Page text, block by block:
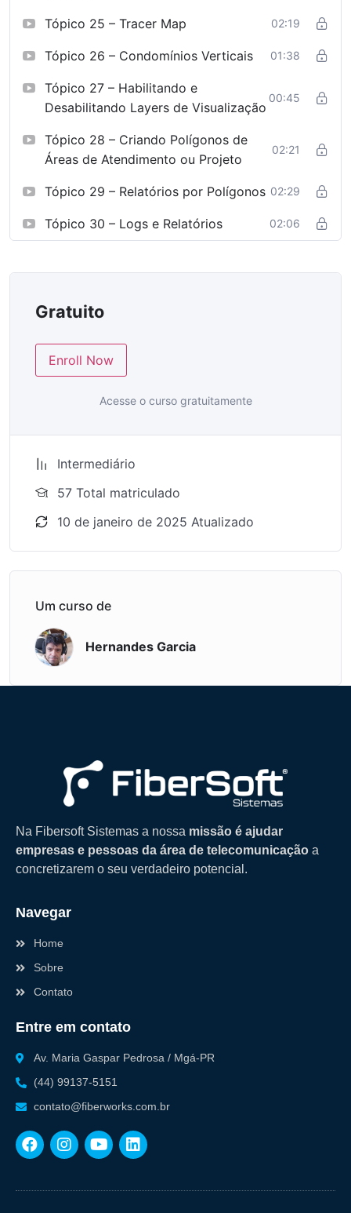
Tópico 25 – Tracer Map 02:19
Tópico 26 – Condomínios Verticais 01:38
Tópico 27 – Habilitando e
Desabilitando Layers de Visualização
00:45
Tópico 28 – Criando Polígonos de
Áreas de Atendimento ou Projeto
02:21
Tópico 29 – Relatórios por Polígonos 02:29
Tópico 30 – Logs e Relatórios 02:06
Gratuito
Enroll Now
Acesse o curso gratuitamente
Intermediário
57 Total matriculado
10 de janeiro de 2025 Atualizado
Um curso de
Hernandes Garcia
Na Fibersoft Sistemas a nossa missão é ajudar
empresas e pessoas da área de telecomunicação a
concretizarem o seu verdadeiro potencial.
Navegar
Home
Sobre
Contato
Entre em contato
Av. Maria Gaspar Pedrosa / Mgá-PR
(44) 99137-5151
contato@fiberworks.com.br